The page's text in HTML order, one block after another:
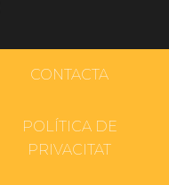
CONTACTA
POLÍTICA DE
PRIVACITAT